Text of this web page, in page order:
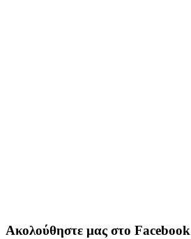
Ακολούθηστε μας στο Facebook